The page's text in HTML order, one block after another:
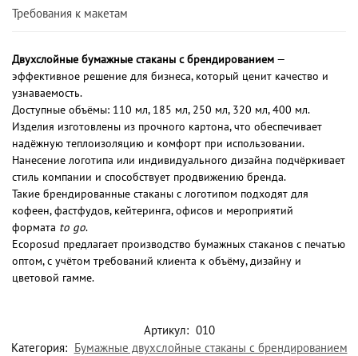
Требования к макетам
Двухслойные бумажные стаканы с брендированием —
эффективное решение для бизнеса, который ценит качество и
узнаваемость.
Доступные объёмы: 110 мл, 185 мл, 250 мл, 320 мл, 400 мл.
Изделия изготовлены из прочного картона, что обеспечивает
надёжную теплоизоляцию и комфорт при использовании.
Нанесение логотипа или индивидуального дизайна подчёркивает
стиль компании и способствует продвижению бренда.
Такие брендированные стаканы с логотипом подходят для
кофеен, фастфудов, кейтеринга, офисов и мероприятий
формата to go.
Ecoposud предлагает производство бумажных стаканов с печатью
оптом, с учётом требований клиента к объёму, дизайну и
цветовой гамме.
Артикул: 010
Категория: Бумажные двухслойные стаканы с брендированием